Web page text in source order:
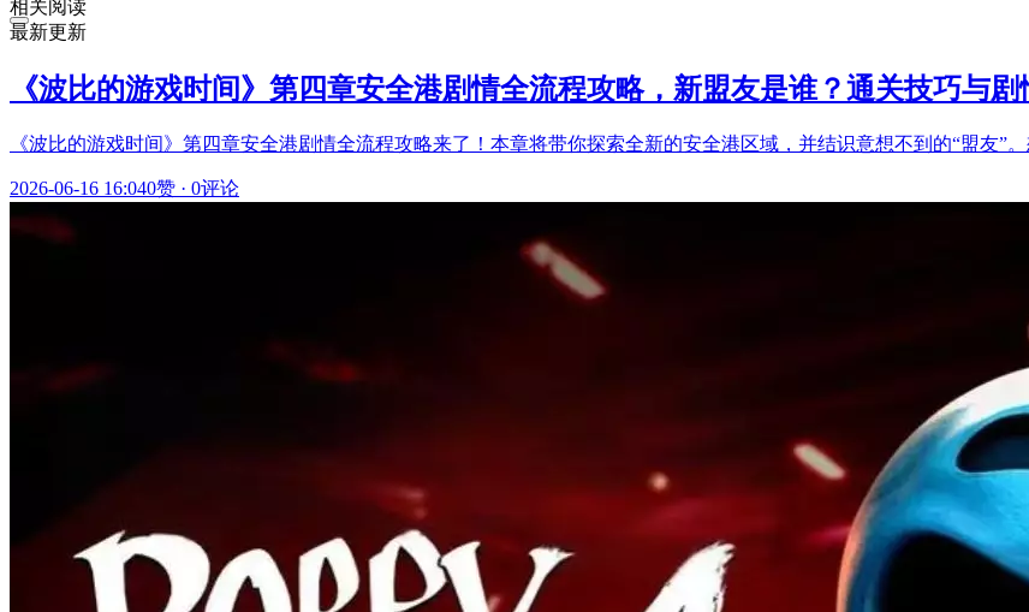
相关阅读
最新更新
《波比的游戏时间》第四章安全港剧情全流程攻略，新盟友是谁？通关技巧与剧
《波比的游戏时间》第四章安全港剧情全流程攻略来了！本章将带你探索全新的安全港区域，并结识意想不到的“盟友
2026-06-16 16:040赞 · 0评论